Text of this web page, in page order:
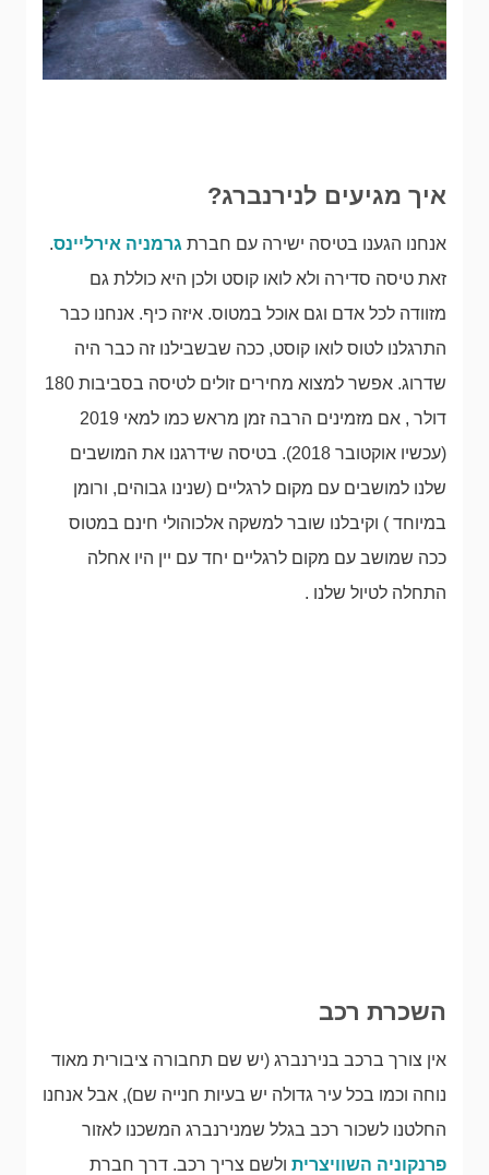
איך מגיעים לנירנברג?
אנחנו הגענו בטיסה ישירה עם חברת גרמניה אירליינס.
זאת טיסה סדירה ולא לואו קוסט ולכן היא כוללת גם
מזוודה לכל אדם וגם אוכל במטוס. איזה כיף. אנחנו כבר
התרגלנו לטוס לואו קוסט, ככה שבשבילנו זה כבר היה
שדרוג. אפשר למצוא מחירים זולים לטיסה בסביבות 180
דולר , אם מזמינים הרבה זמן מראש כמו למאי 2019
(עכשיו אוקטובר 2018). בטיסה שידרגנו את המושבים
שלנו למושבים עם מקום לרגליים (שנינו גבוהים, ורומן
במיוחד ) וקיבלנו שובר למשקה אלכוהולי חינם במטוס
ככה שמושב עם מקום לרגליים יחד עם יין היו אחלה
התחלה לטיול שלנו .
השכרת רכב
אין צורך ברכב בנירנברג (יש שם תחבורה ציבורית מאוד
נוחה וכמו בכל עיר גדולה יש בעיות חנייה שם), אבל אנחנו
החלטנו לשכור רכב בגלל שמנירנברג המשכנו לאזור
פרנקוניה השוויצרית ולשם צריך רכב. דרך חברת